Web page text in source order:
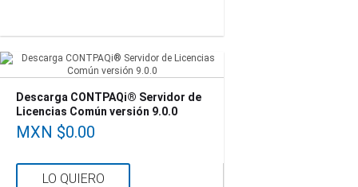
Descarga CONTPAQi® Servidor de
Licencias Común versión 9.0.0
MXN $0.00
LO QUIERO